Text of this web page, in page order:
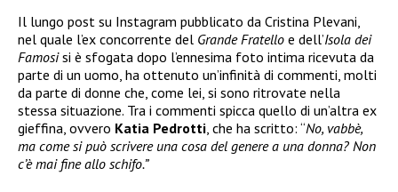
Il lungo post su Instagram pubblicato da Cristina Plevani,
nel quale l’ex concorrente del Grande Fratello e dell’Isola dei
Famosisi è sfogata dopo l’ennesima foto intima ricevuta da
parte di un uomo, ha ottenuto un’infinità di commenti, molti
da parte di donne che, come lei, si sono ritrovate nella
stessa situazione. Tra i commenti spicca quello di un’altra ex
gieffina, ovvero Katia Pedrotti, che ha scritto: “No, vabbè,
ma come si può scrivere una cosa del genere a una donna? Non
c’è mai fine allo schifo.”